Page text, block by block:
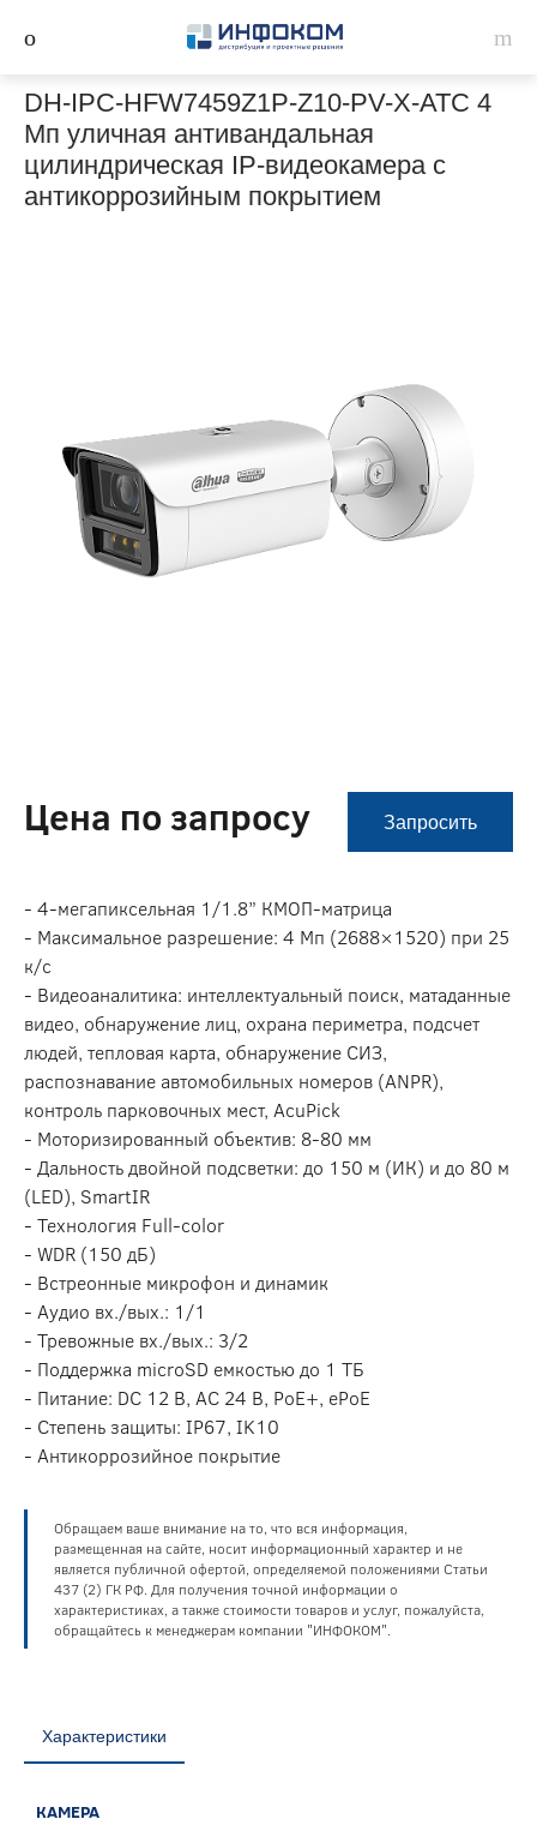
DH-IPC-HFW7459Z1P-Z10-PV-X-ATC 4
Мп уличная антивандальная
цилиндрическая IP-видеокамера с
антикоррозийным покрытием
Цена по запросу Запросить
- 4-мегапиксельная 1/1.8” КМОП-матрица
- Максимальное разрешение: 4 Мп (2688×1520) при 25
к/с
- Видеоаналитика: интеллектуальный поиск, матаданные
видео, обнаружение лиц, охрана периметра, подсчет
людей, тепловая карта, обнаружение СИЗ,
распознавание автомобильных номеров (ANPR),
контроль парковочных мест, AcuPick
- Моторизированный объектив: 8-80 мм
- Дальность двойной подсветки: до 150 м (ИК) и до 80 м
(LED), SmartIR
- Технология Full-color
- WDR (150 дБ)
- Встреонные микрофон и динамик
- Аудио вх./вых.: 1/1
- Тревожные вх./вых.: 3/2
- Поддержка microSD емкостью до 1 ТБ
- Питание: DC 12 В, AC 24 В, PoE+, ePoE
- Степень защиты: IP67, IK10
- Антикоррозийное покрытие
Обращаем ваше внимание на то, что вся информация,
размещенная на сайте, носит информационный характер и не
является публичной офертой, определяемой положениями Статьи
437 (2) ГК РФ. Для получения точной информации о
характеристиках, а также стоимости товаров и услуг, пожалуйста,
обращайтесь к менеджерам компании "ИНФОКОМ".
Характеристики
КАМЕРА